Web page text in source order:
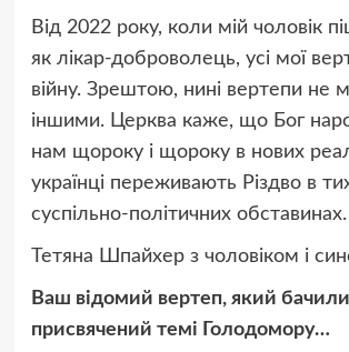
Від 2022 року, коли мій чоловік
як лікар-доброволець, усі мої
війну. Зрештою, нині вертепи не
іншими. Церква каже, що Бог
нам щороку і щороку в нових
українці переживають Різдво в
суспільно-політичних обставинах.
Тетяна Шпайхер з чоловіком і
Ваш відомий вертеп, який бачили
присвячений темі Голодомору…